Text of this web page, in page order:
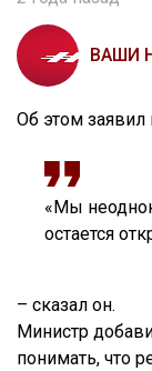
ВАШИ
Об этом
«Мы
остается
– сказал он.
Министр
понимать, что